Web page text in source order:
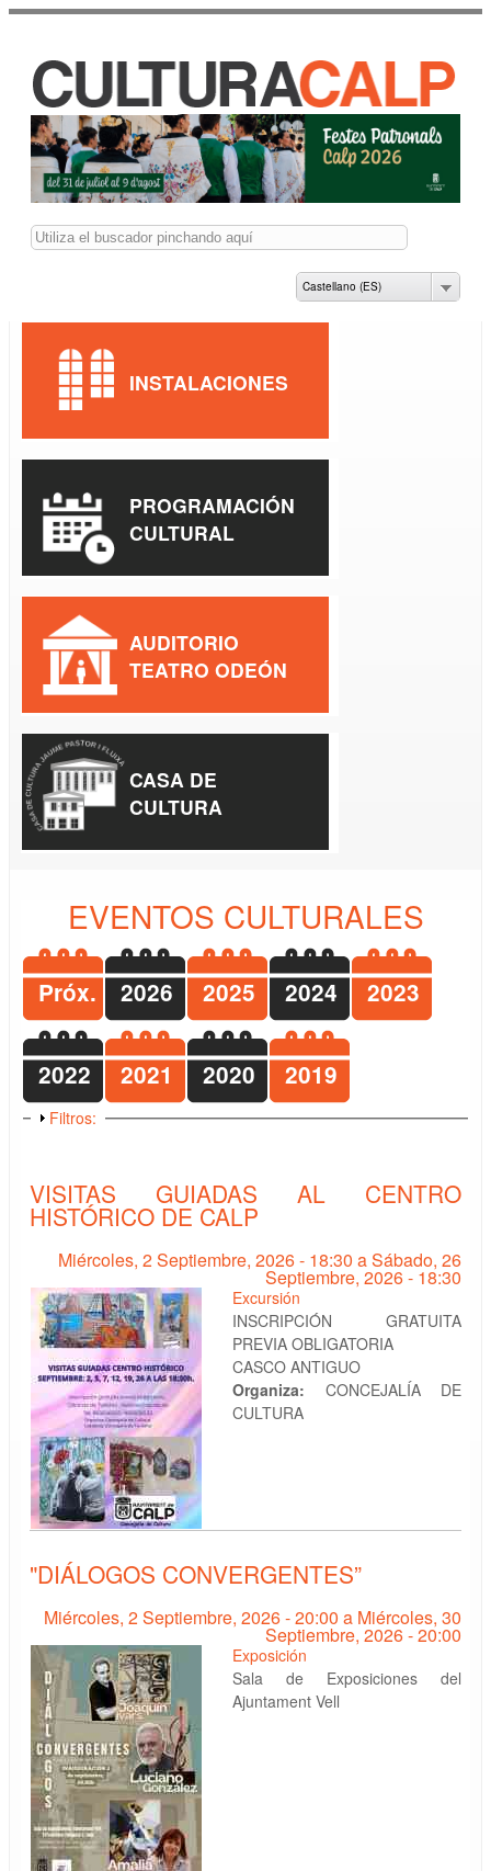
principal
CASA DE CULTURA
JAUME PASTOR I
FLUIXÀ
Buscar
Castellano (ES)
EVENTOS CULTURALES
Próx. 2026 2025 2024 2023
2022 2021 2020 2019
Mostrar
Filtros:
VISITAS GUIADAS AL CENTRO
HISTÓRICO DE CALP
Miércoles, 2 Septiembre, 2026 - 18:30 aSábado, 26
Septiembre, 2026 - 18:30
Excursión
INSCRIPCIÓN GRATUITA
PREVIA OBLIGATORIA
CASCO ANTIGUO
Organiza: CONCEJALÍA DE
CULTURA
"DIÁLOGOS CONVERGENTES”
Miércoles, 2 Septiembre, 2026 - 20:00 a Miércoles, 30
Septiembre, 2026 - 20:00
Exposición
Sala de Exposiciones del
Ajuntament Vell
INSTALACIONES
PROGRAMACIÓN
CULTURAL
AUDITORIO
TEATRO ODEÓN
CASA DE
CULTURA